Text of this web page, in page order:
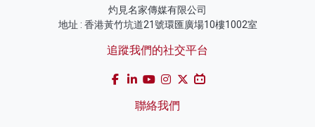
灼見名家傳媒有限公司
地址 : 香港黃竹坑道21號環匯廣場10樓1002室
追蹤我們的社交平台
聯絡我們